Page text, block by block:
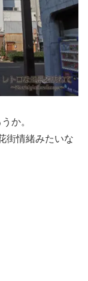
か。
街情緒みたいな